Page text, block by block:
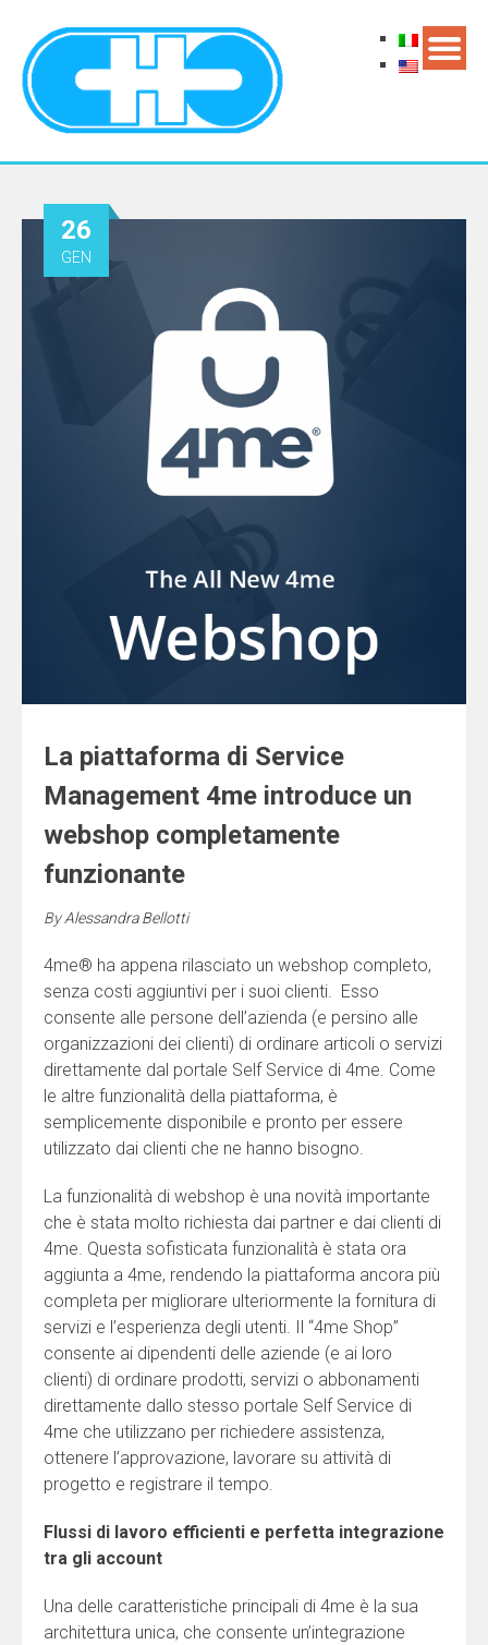
La piattaforma di Service
Management 4me introduce un
webshop completamente
funzionante
26
GEN
ByAlessandra Bellotti
4me® ha appena rilasciato un webshop completo,
senza costi aggiuntivi per i suoi clienti. Esso
consente alle persone dell’azienda (e persino alle
organizzazioni dei clienti) di ordinare articoli o servizi
direttamente dal portale Self Service di 4me. Come
le altre funzionalità della piattaforma, è
semplicemente disponibile e pronto per essere
utilizzato dai clienti che ne hanno bisogno.
La funzionalità di webshop è una novità importante
che è stata molto richiesta dai partner e dai clienti di
4me. Questa sofisticata funzionalità è stata ora
aggiunta a 4me, rendendo la piattaforma ancora più
completa per migliorare ulteriormente la fornitura di
servizi e l’esperienza degli utenti. Il “4me Shop”
consente ai dipendenti delle aziende (e ai loro
clienti) di ordinare prodotti, servizi o abbonamenti
direttamente dallo stesso portale Self Service di
4me che utilizzano per richiedere assistenza,
ottenere l’approvazione, lavorare su attività di
progetto e registrare il tempo.
Flussi di lavoro efficienti e perfetta integrazione
tra gli account
Una delle caratteristiche principali di 4me è la sua
architettura unica, che consente un’integrazione